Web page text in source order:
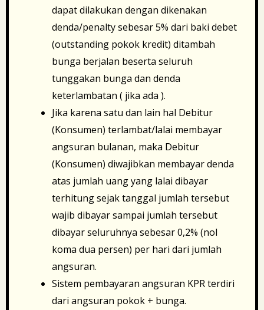
dapat dilakukan dengan dikenakan
denda/penalty sebesar 5% dari baki debet
(outstanding pokok kredit) ditambah
bunga berjalan beserta seluruh
tunggakan bunga dan denda
keterlambatan ( jika ada ).
Jika karena satu dan lain hal Debitur
(Konsumen) terlambat/lalai membayar
angsuran bulanan, maka Debitur
(Konsumen) diwajibkan membayar denda
atas jumlah uang yang lalai dibayar
terhitung sejak tanggal jumlah tersebut
wajib dibayar sampai jumlah tersebut
dibayar seluruhnya sebesar 0,2% (nol
koma dua persen) per hari dari jumlah
angsuran.
Sistem pembayaran angsuran KPR terdiri
dari angsuran pokok + bunga.